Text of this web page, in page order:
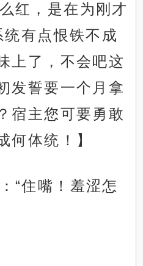
红，是在为刚才
有点恨铁不成
上了，不会吧这
誓要一个月拿
宿主您可要勇敢
何体统！】
“住嘴！羞涩怎